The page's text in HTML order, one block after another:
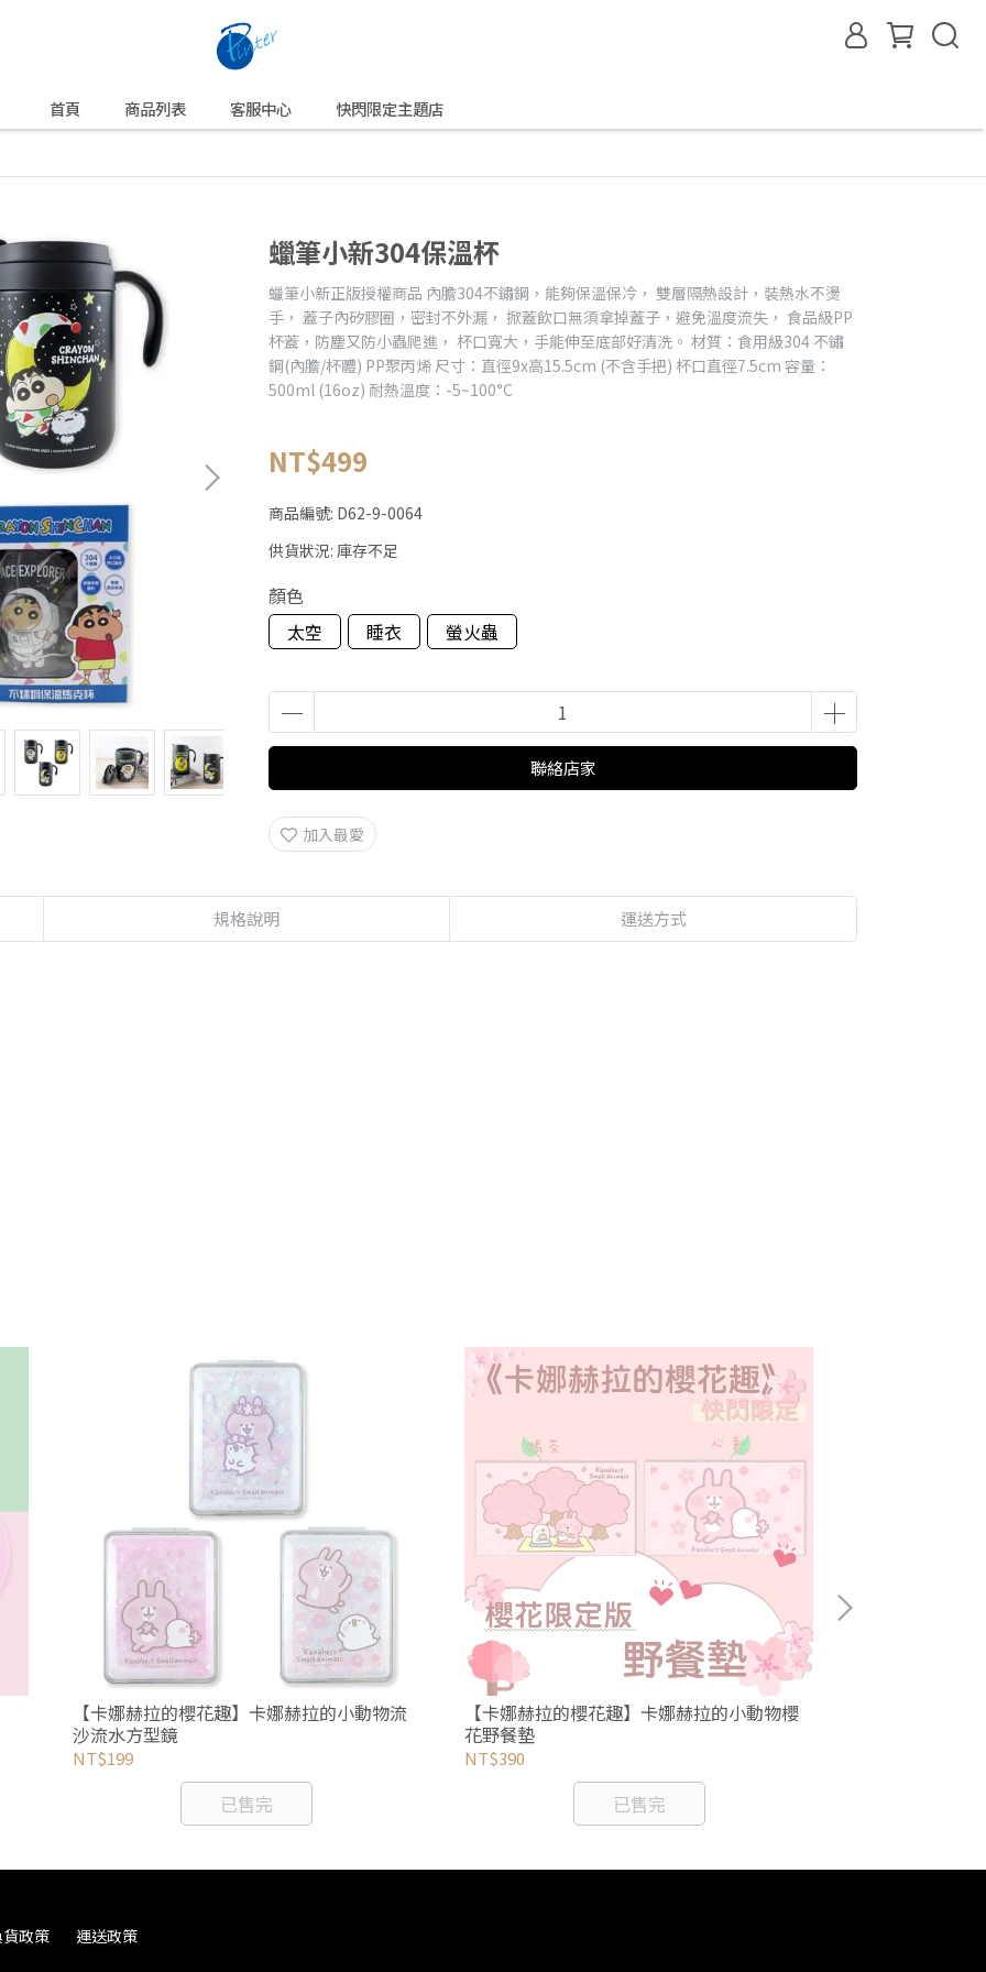
首頁 商品列表 客服中心 快閃限定主題店
蠟筆小新304保溫杯
蠟筆小新正版授權商品 內膽304不鏽鋼，能夠保溫保冷， 雙層隔熱設計，裝熱水不燙
手， 蓋子內矽膠圈，密封不外漏， 掀蓋飲口無須拿掉蓋子，避免溫度流失， 食品級PP
杯蓋，防塵又防小蟲爬進， 杯口寬大，手能伸至底部好清洗。 材質：食用級304 不鏽
鋼(內膽/杯體) PP聚丙烯 尺寸：直徑9x高15.5cm (不含手把) 杯口直徑7.5cm 容量：
500ml (16oz) 耐熱溫度：-5~100°C
NT$499
商品編號: D62-9-0064
供貨狀況: 庫存不足
顏色
太空
睡衣 螢火蟲
聯絡店家
加入最愛
規格說明 運送方式
【卡娜赫拉的櫻花趣】卡娜赫拉的小動物流
沙流水方型鏡
NT$199
已售完
【卡娜赫拉的櫻花趣】卡娜赫拉的小動物櫻
花野餐墊
NT$390
已售完
政策 運送政策